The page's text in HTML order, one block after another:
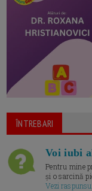
ÎNTREBARI
Voi iubi
Pentru mine
și o sarcină
Vezi